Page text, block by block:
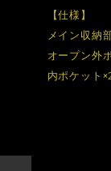
【仕様】
メイン収納
オープン外
内ポケット